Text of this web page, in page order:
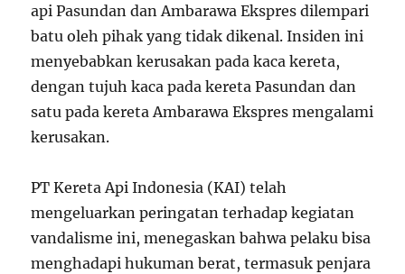
api Pasundan dan Ambarawa Ekspres dilempari
batu oleh pihak yang tidak dikenal. Insiden ini
menyebabkan kerusakan pada kaca kereta,
dengan tujuh kaca pada kereta Pasundan dan
satu pada kereta Ambarawa Ekspres mengalami
kerusakan.
PT Kereta Api Indonesia (KAI) telah
mengeluarkan peringatan terhadap kegiatan
vandalisme ini, menegaskan bahwa pelaku bisa
menghadapi hukuman berat, termasuk penjara